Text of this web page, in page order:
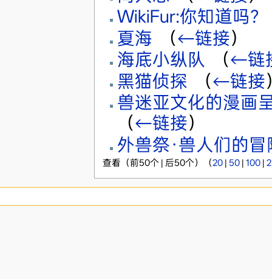
WikiFur:你知道吗？
夏海
（←链接）
海底小纵队
（←链
黑猫侦探
（←链接
兽迷亚文化的漫画
（←链接）
外兽祭·兽人们的冒
查看（前50个 | 后50个）（20| 50| 100|